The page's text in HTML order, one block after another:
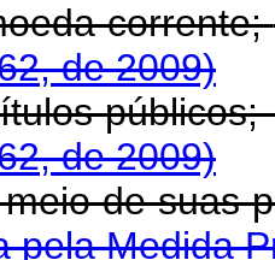
corrente;
de 2009)
públicos;
de 2009)
de suas
pela Medida